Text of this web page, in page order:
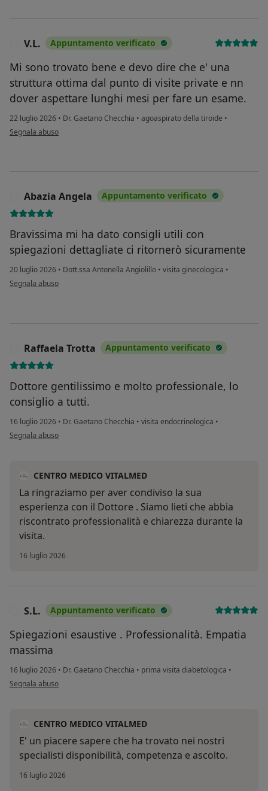
V.L. Appuntamento verificato
Mi sono trovato bene e devo dire che e' una
struttura ottima dal punto di visite private e nn
dover aspettare lunghi mesi per fare un esame.
22 luglio 2026 • Dr. Gaetano Checchia • agoaspirato della tiroide •
secondo l'opinione dell'utente V.L.
Segnala abuso
Abazia Angela Appuntamento verificato
Bravissima mi ha dato consigli utili con
spiegazioni dettagliate ci ritornerò sicuramente
20 luglio 2026 • Dott.ssa Antonella Angiolillo • visita ginecologica •
secondo l'opinione dell'utente Abazia Angela
Segnala abuso
Raffaela Trotta Appuntamento verificato
Dottore gentilissimo e molto professionale, lo
consiglio a tutti.
16 luglio 2026 • Dr. Gaetano Checchia • visita endocrinologica •
secondo l'opinione dell'utente Raffaela Trotta
Segnala abuso
CENTRO MEDICO VITALMED
La ringraziamo per aver condiviso la sua
esperienza con il Dottore . Siamo lieti che abbia
riscontrato professionalità e chiarezza durante la
visita.
16 luglio 2026
S.L. Appuntamento verificato
Spiegazioni esaustive . Professionalità. Empatia
massima
16 luglio 2026 • Dr. Gaetano Checchia • prima visita diabetologica •
secondo l'opinione dell'utente S.L.
Segnala abuso
CENTRO MEDICO VITALMED
E' un piacere sapere che ha trovato nei nostri
specialisti disponibilità, competenza e ascolto.
16 luglio 2026